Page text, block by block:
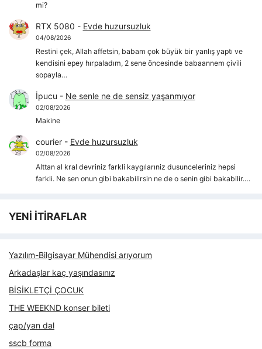
mi?
RTX 5080 - Evde huzursuzluk
04/08/2026
Restini çek, Allah affetsin, babam çok büyük bir yanlış yaptı ve
kendisini epey hırpaladım, 2 sene öncesinde babaannem çivili
sopayla…
İpucu - Ne senle ne de sensiz yaşanmıyor
02/08/2026
Makine
courier- Evde huzursuzluk
02/08/2026
Alttan al kral devriniz farkli kaygılarıniz dusunceleriniz hepsi
farkli. Ne sen onun gibi bakabilirsin ne de o senin gibi bakabilir.…
YENİ İTİRAFLAR
Yazılım-Bilgisayar Mühendisi arıyorum
Arkadaşlar kaç yaşındasınız
BİSİKLETÇİ ÇOCUK
THE WEEKND konser bileti
çap/yan dal
sscb forma